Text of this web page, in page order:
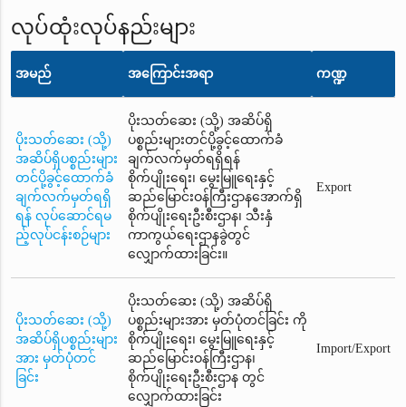
လုပ်ထုံးလုပ်နည်းများ
အမည် အကြောင်းအရာ ကဏ္ဍ
ပိုးသတ်ဆေး (သို့)
အဆိပ်ရှိပစ္စည်းများ
တင်ပို့ခွင့်ထောက်ခံ
ချက်လက်မှတ်ရရှိ
ရန် လုပ်ဆောင်ရမ
ည့်လုပ်ငန်းစဉ်များ
ပိုးသတ်ဆေး (သို့) အဆိပ်ရှိ
ပစ္စည်းများတင်ပို့ခွင့်ထောက်ခံ
ချက်လက်မှတ်ရရှိရန်
စိုက်ပျိုးရေး၊ မွေးမြူရေးနှင့်
ဆည်မြောင်းဝန်ကြီးဌာနအောက်ရှိ
စိုက်ပျိုးရေးဦးစီးဌာန၊ သီးနှံ
ကာကွယ်ရေးဌာနခွဲတွင်
လျှောက်ထားခြင်း။
Export
ပိုးသတ်ဆေး (သို့)
အဆိပ်ရှိပစ္စည်းများ
အား မှတ်ပုံတင်
ခြင်း
ပိုးသတ်ဆေး (သို့) အဆိပ်ရှိ
ပစ္စည်းများအား မှတ်ပုံတင်ခြင်း ကို
စိုက်ပျိုးရေး၊ မွေးမြူရေးနှင့်
ဆည်မြောင်းဝန်ကြီးဌာန၊
စိုက်ပျိုးရေးဦးစီးဌာန တွင်
လျှောက်ထားခြင်း
Import/Export